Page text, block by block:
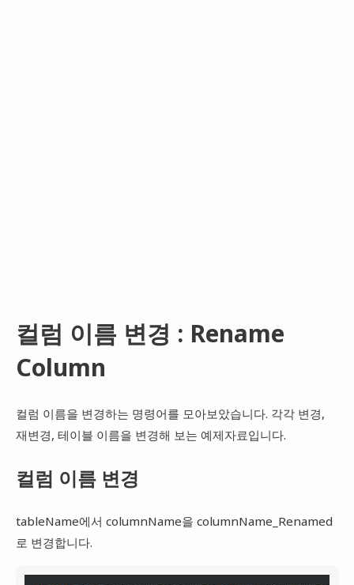
컬럼 이름 변경 : Rename
Column
컬럼 이름을 변경하는 명령어를 모아보았습니다. 각각 변경,
재변경, 테이블 이름을 변경해 보는 예제자료입니다.
컬럼 이름 변경
tableName에서 columnName을 columnName_Renamed
로 변경합니다.